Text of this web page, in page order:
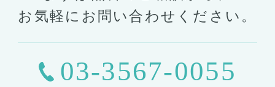
お気軽にお問い合わせください。
03-3567-0055